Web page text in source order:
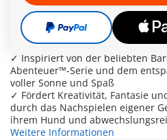
für fantasievolle Rollenspiele
und Tierpflege
✓ Innovative 2-in-1 Rollschuhe:
sich die Rollschuhe in modische
✓ Inspiriert von der beliebten
Abenteuer™-Serie und dem
voller Sonne und Spaß
✓ Fördert Kreativität, Fantasie
durch das Nachspielen eigener
ihrem Hund und
Weitere Informationen